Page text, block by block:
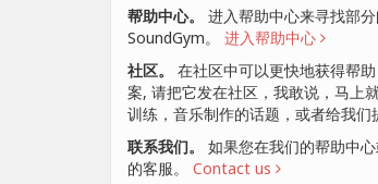
帮助中心。
进入帮助中心来寻找部
SoundGym。 进入帮助中心
社区。
在社区中可以更快地获得帮
案, 请把它发在社区，我敢说，马上
训练，音乐制作的话题，或者给我们
联系我们。
如果您在我们的帮助中
的客服。 Contact us